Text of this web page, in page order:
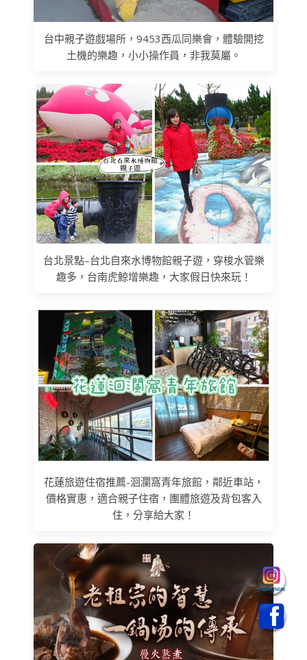
台中親子遊戲場所，9453西瓜同樂會，體驗開挖
土機的樂趣，小小操作員，非我莫屬。
台北景點–台北自來水博物館親子遊，穿梭水管樂
趣多，台南虎鯨增樂趣，大家假日快來玩！
花蓮旅遊住宿推薦-洄瀾窩青年旅館，鄰近車站，
價格實惠，適合親子住宿，團體旅遊及背包客入
住，分享給大家！